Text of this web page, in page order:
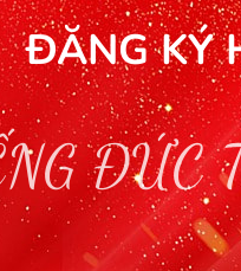
ĐĂNG KÝ
ĐỨC